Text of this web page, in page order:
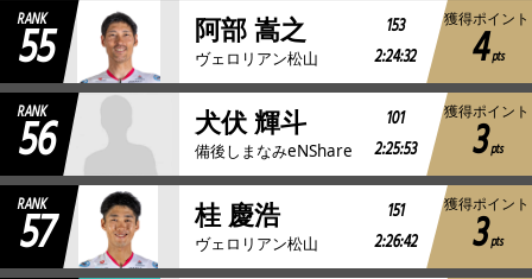
RANK
55 阿部 嵩之
ヴェロリアン松山
153
2:24:32
獲得ポイント
4 pts
RANK
56 犬伏 輝斗
備後しまなみeNShare
101
2:25:53
獲得ポイント
3pts
RANK
57 桂 慶浩
ヴェロリアン松山
151
2:26:42
獲得ポイント
3pts